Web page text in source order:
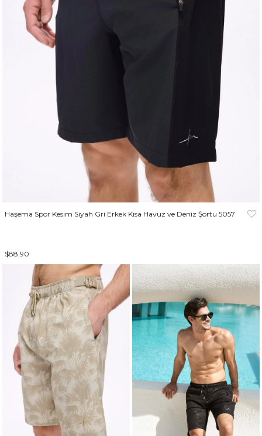
Haşema Spor Kesim Siyah Gri Erkek Kısa Havuz ve Deniz Şortu 5057
$88.90